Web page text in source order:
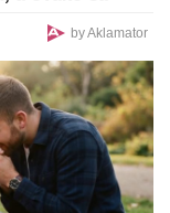
by Aklamator